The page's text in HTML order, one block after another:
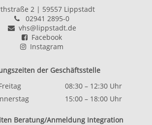
2| 59557 Lippstadt
02941 2895-0
vhs@lippstadt.de
Facebook
Instagram
der Geschäftsstelle
08:30 – 12:30 Uhr
15:00 – 18:00 Uhr
Beratung/Anmeldung Integration